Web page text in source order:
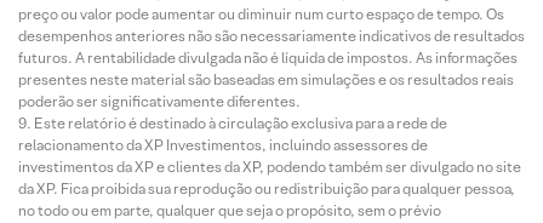
preço ou valor pode aumentar ou diminuir num curto espaço de tempo. Os
desempenhos anteriores não são necessariamente indicativos de resultados
futuros. A rentabilidade divulgada não é líquida de impostos. As informações
presentes neste material são baseadas em simulações e os resultados reais
poderão ser significativamente diferentes.
Este relatório é destinado à circulação exclusiva para a rede de
relacionamento da XP Investimentos, incluindo assessores de
investimentos da XP e clientes da XP, podendo também ser divulgado no site
da XP. Fica proibida sua reprodução ou redistribuição para qualquer pessoa,
no todo ou em parte, qualquer que seja o propósito, sem o prévio